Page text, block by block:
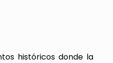
históricos donde la